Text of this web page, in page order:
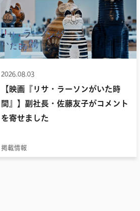
2026.08.03
【映画『リサ・ラーソンがいた時
間』】副社長・佐藤友子がコメント
を寄せました
掲載情報